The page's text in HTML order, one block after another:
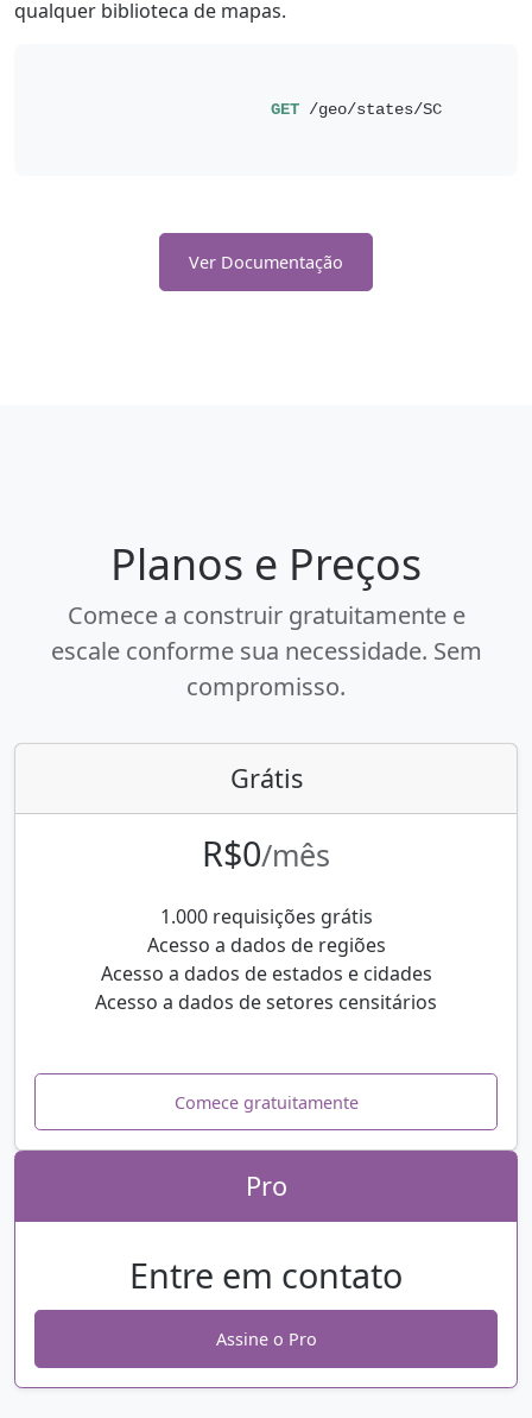
qualquer biblioteca de mapas.
GET /geo/states/SC
Ver Documentação
Planos e Preços
Comece a construir gratuitamente e
escale conforme sua necessidade. Sem
compromisso.
Grátis
R$0/mês
1.000 requisições grátis
Acesso a dados de regiões
Acesso a dados de estados e cidades
Acesso a dados de setores censitários
Comece gratuitamente
Pro
Entre em contato
Assine o Pro